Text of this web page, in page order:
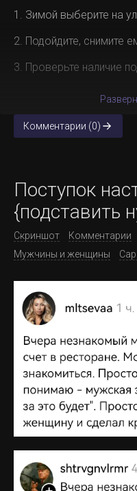
1. Зимой выберите на
2. Подойдите, снимите
3. Проверьте наличие
Комментарии (0)
Поступок
{подставить
Скриншот Комментарии
Мужчины и женщины